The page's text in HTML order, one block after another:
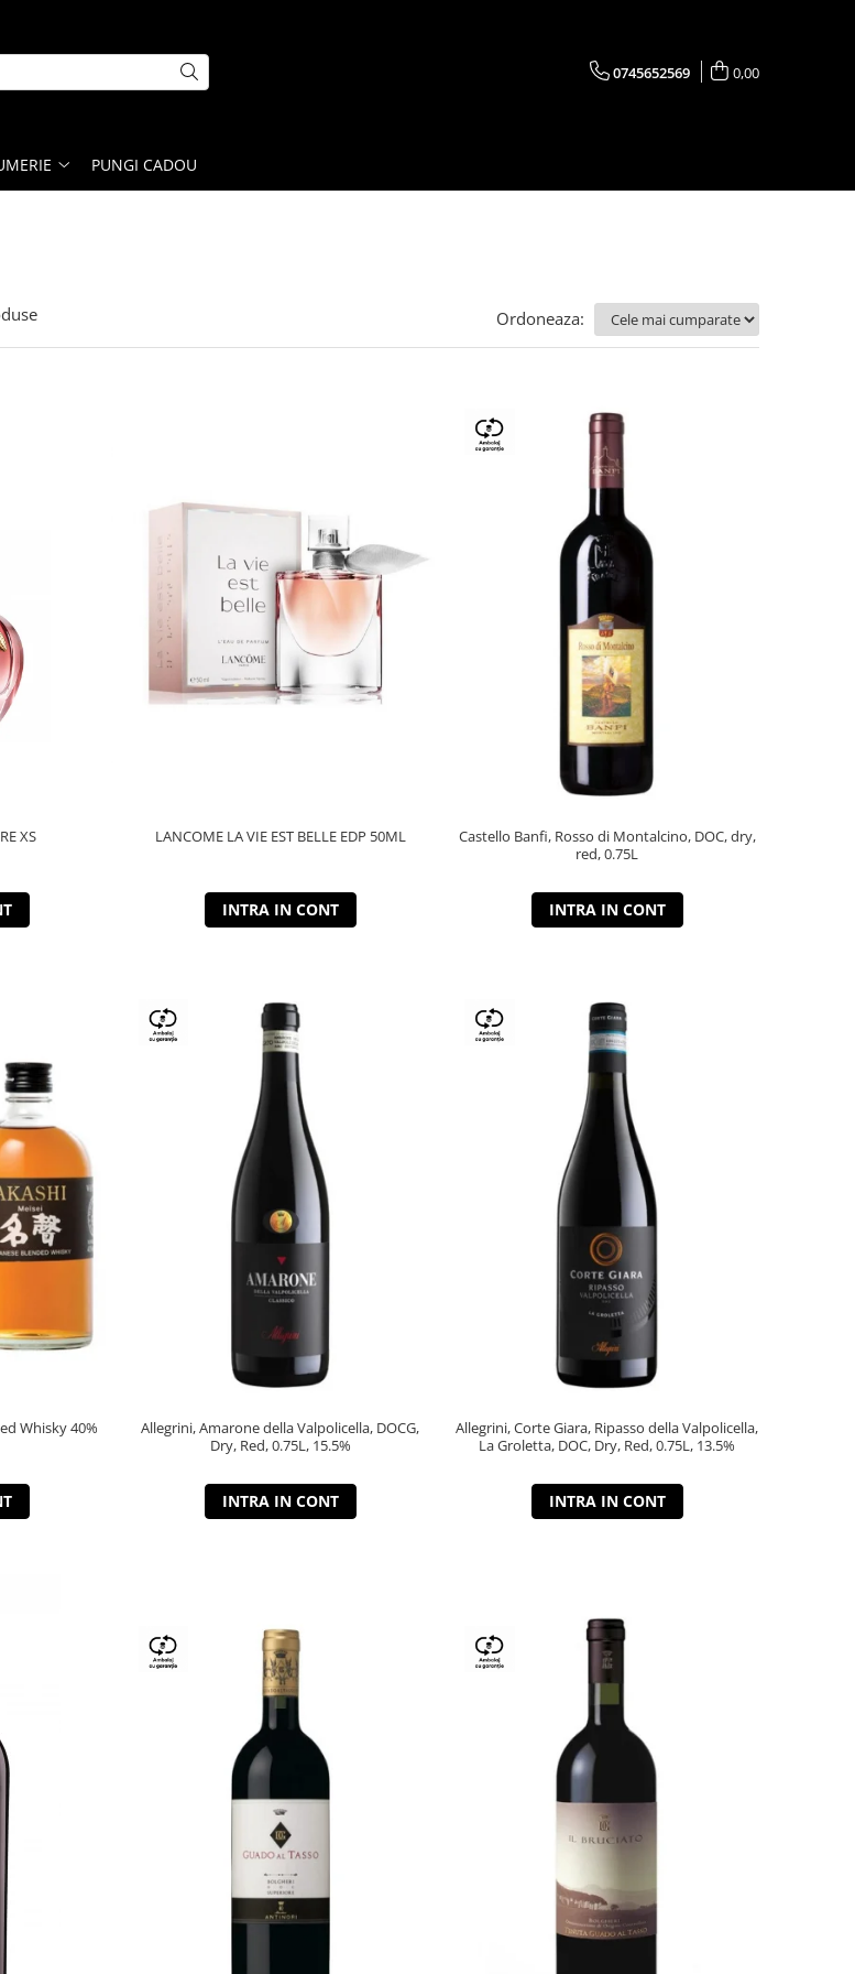
0745652569 0,00
PUNGI CADOU
Ordoneaza:
XS LANCOME LA VIE EST BELLE EDP 50ML
INTRA IN CONT
Castello Banfi, Rosso di Montalcino, DOC, dry,
red, 0.75L
INTRA IN CONT
Whisky 40%
Allegrini, Amarone della Valpolicella, DOCG,
Dry, Red, 0.75L, 15.5%
INTRA IN CONT
Allegrini, Corte Giara, Ripasso della Valpolicella,
La Groletta, DOC, Dry, Red, 0.75L, 13.5%
INTRA IN CONT